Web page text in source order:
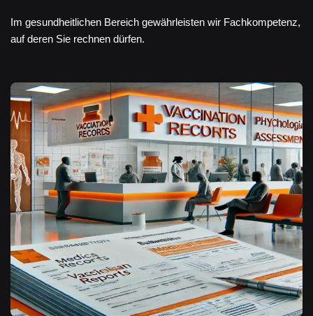
Im gesundheitlichen Bereich gewährleisten wir Fachkompetenz,
auf deren Sie rechnen dürfen.